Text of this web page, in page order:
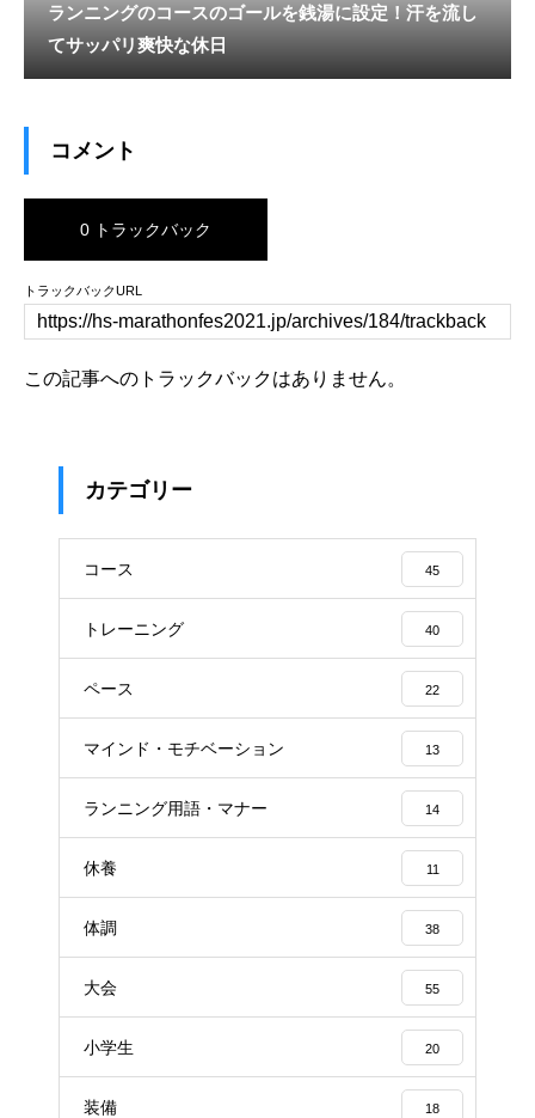
ランニングのコースのゴールを銭湯に設定！汗を流し
てサッパリ爽快な休日
コメント
0 トラックバック
トラックバックURL
この記事へのトラックバックはありません。
カテゴリー
コース 45
トレーニング 40
ペース 22
マインド・モチベーション 13
ランニング用語・マナー 14
休養 11
体調 38
大会 55
小学生 20
装備 18